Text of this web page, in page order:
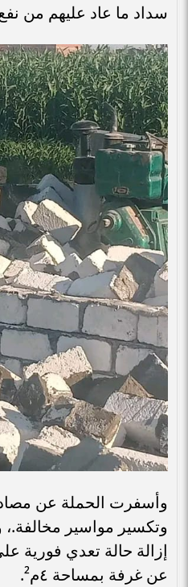
سداد ما عاد عليهم من
إزالة حالة تعدي فورية
عن غرفة بمساحة ٤م².